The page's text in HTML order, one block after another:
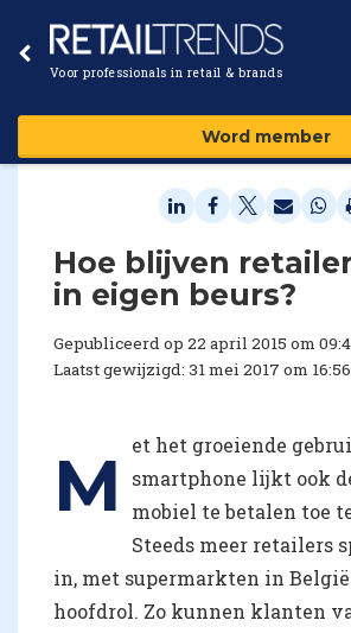
Voor professionals in retail & brands
Word member
​Hoe blijven
in eigen beurs?
Gepubliceerd op 22 april 2015 om
Laatst gewijzigd: 31 mei 2017 om 16:56
M
et het groeiende
smartphone lijkt ook
mobiel te betalen toe
Steeds meer retailers
in, met supermarkten in
hoofdrol. Zo kunnen klanten